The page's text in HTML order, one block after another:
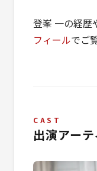
登峯 一の経歴
フィールでご
CAST
出演アー